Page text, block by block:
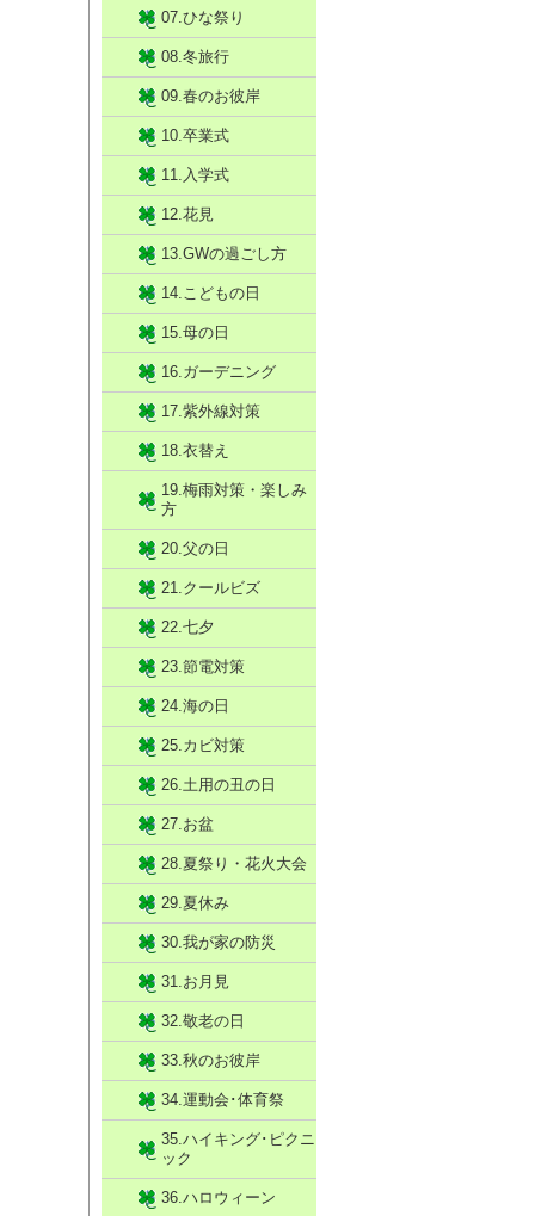
07.ひな祭り
08.冬旅行
09.春のお彼岸
10.卒業式
11.入学式
12.花見
13.GWの過ごし方
14.こどもの日
15.母の日
16.ガーデニング
17.紫外線対策
18.衣替え
19.梅雨対策・楽しみ
方
20.父の日
21.クールビズ
22.七夕
23.節電対策
24.海の日
25.カビ対策
26.土用の丑の日
27.お盆
28.夏祭り・花火大会
29.夏休み
30.我が家の防災
31.お月見
32.敬老の日
33.秋のお彼岸
34.運動会･体育祭
35.ハイキング･ピクニ
ック
36.ハロウィーン